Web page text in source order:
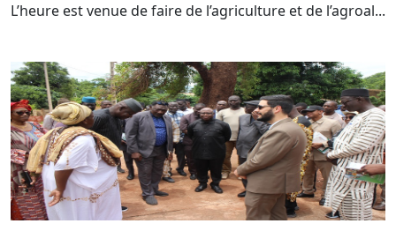
L’heure est venue de faire de l’agriculture et de l’agroal...